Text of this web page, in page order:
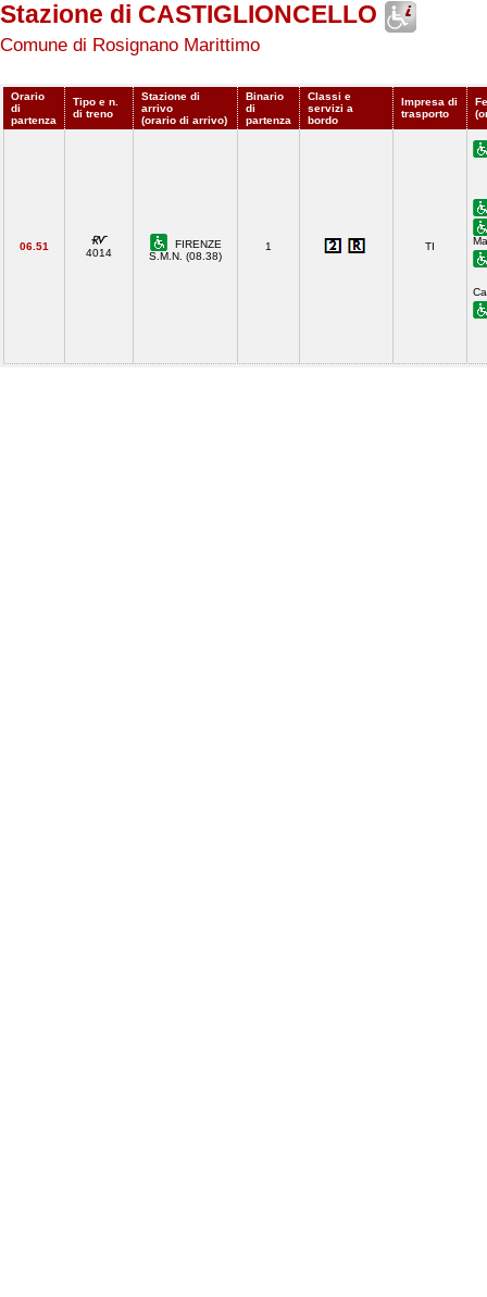
Stazione di CASTIGLIONCELLO
Comune di Rosignano Marittimo
Orario
di
partenza
Tipo e n.
di treno
Stazione di
arrivo
(orario di arrivo)
Binario
di
partenza
Classi e
servizi a
bordo
Impresa di
trasporto
06.51
4014
FIRENZE
S.M.N. (08.38)
1 TI